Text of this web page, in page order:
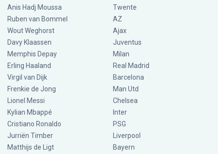
Anis Hadj Moussa
Ruben van Bommel
Wout Weghorst
Davy Klaassen
Memphis Depay
Erling Haaland
Virgil van Dijk
Frenkie de Jong
Lionel Messi
Kylian Mbappé
Cristiano Ronaldo
Jurriën Timber
Matthijs de Ligt
Twente
AZ
Ajax
Juventus
Milan
Real Madrid
Barcelona
Man Utd
Chelsea
Inter
PSG
Liverpool
Bayern